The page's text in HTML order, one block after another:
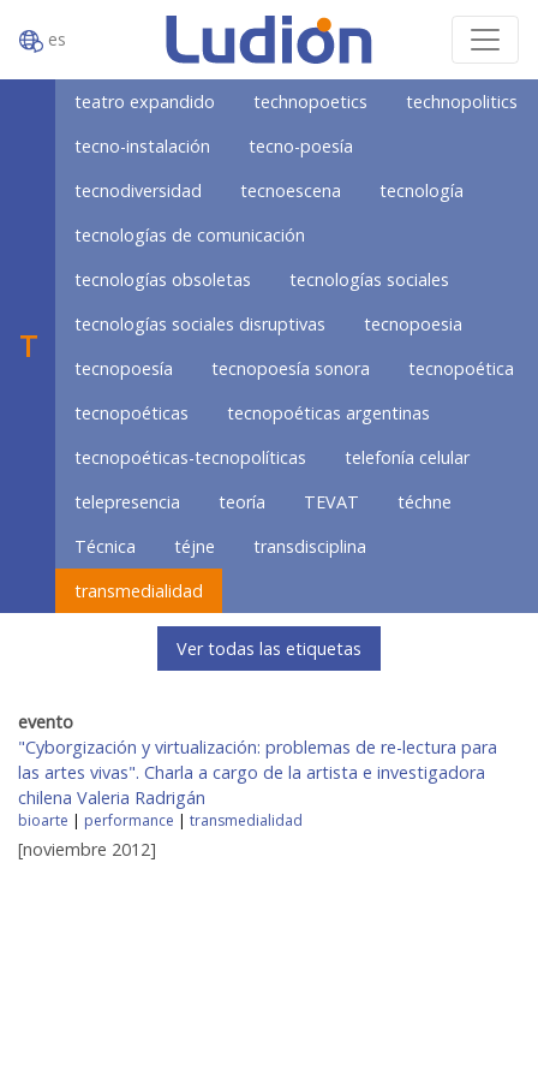
es
T
teatro expandido technopoetics
technopolitics
tecno-instalación
tecno-poesía
tecnodiversidad
tecnoescena
tecnología
tecnologías de comunicación
tecnologías obsoletas
tecnologías sociales
tecnologías sociales disruptivas
tecnopoesia
tecnopoesía
tecnopoesía sonora
tecnopoética
tecnopoéticas
tecnopoéticas argentinas
tecnopoéticas-tecnopolíticas
telefonía celular
telepresencia
teoría TEVAT
téchne
Técnica
téjne
transdisciplina
transmedialidad
Ver todas las etiquetas
evento
"Cyborgización y virtualización: problemas de re-lectura para
las artes vivas". Charla a cargo de la artista e investigadora
chilena Valeria Radrigán
bioarte | performance | transmedialidad
[noviembre 2012]